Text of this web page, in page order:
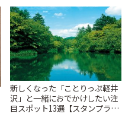
新しくなった「ことりっぷ軽井
沢」と一緒におでかけしたい注
目スポット13選【スタンプラリ